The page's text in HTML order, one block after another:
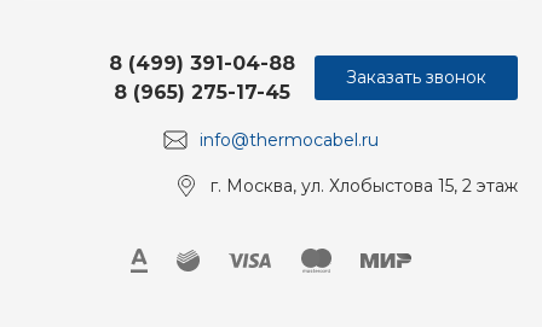
info@thermocabel.ru
8 (499) 391-04-88
8 (965) 275-17-45
г. Москва, ул. Хлобыстова 15, 2 этаж
Заказать звонок